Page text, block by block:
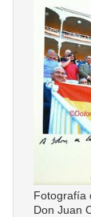
Fotografía
Don Juan